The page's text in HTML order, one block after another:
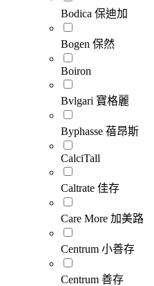
Bodica 保迪加
Bogen 保然
Boiron
Bvlgari 寶格麗
Byphasse 蓓昂斯
CalciTall
Caltrate 佳存
Care More 加美路
Centrum 小善存
Centrum 善存